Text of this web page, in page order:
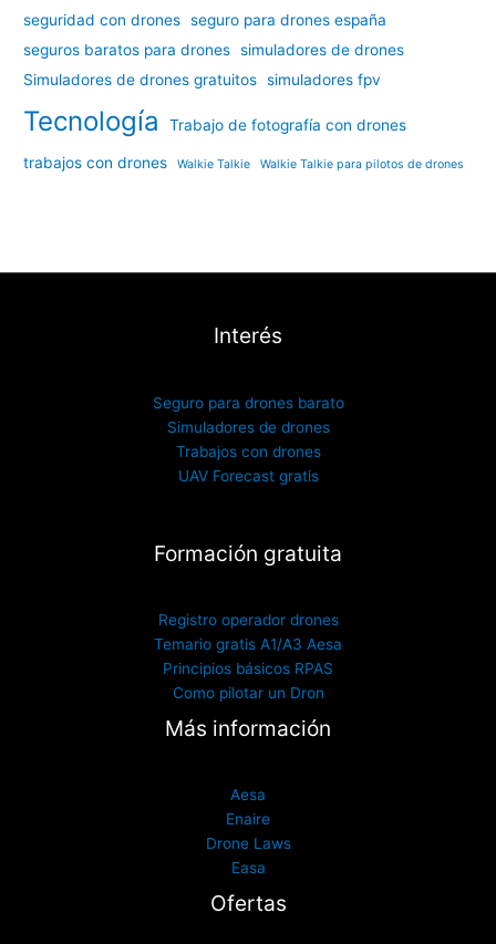
seguridad con drones seguro para drones españa
seguros baratos para drones simuladores de drones
Simuladores de drones gratuitos simuladores fpv
Tecnología Trabajo de fotografía con drones
trabajos con drones Walkie Talkie Walkie Talkie para pilotos de drones
Interés
Seguro para drones barato
Simuladores de drones
Trabajos con drones
UAV Forecast gratis
Formación gratuita
Registro operador drones
Temario gratis A1/A3 Aesa
Principios básicos RPAS
Como pilotar un Dron
Más información
Aesa
Enaire
Drone Laws
Easa
Ofertas